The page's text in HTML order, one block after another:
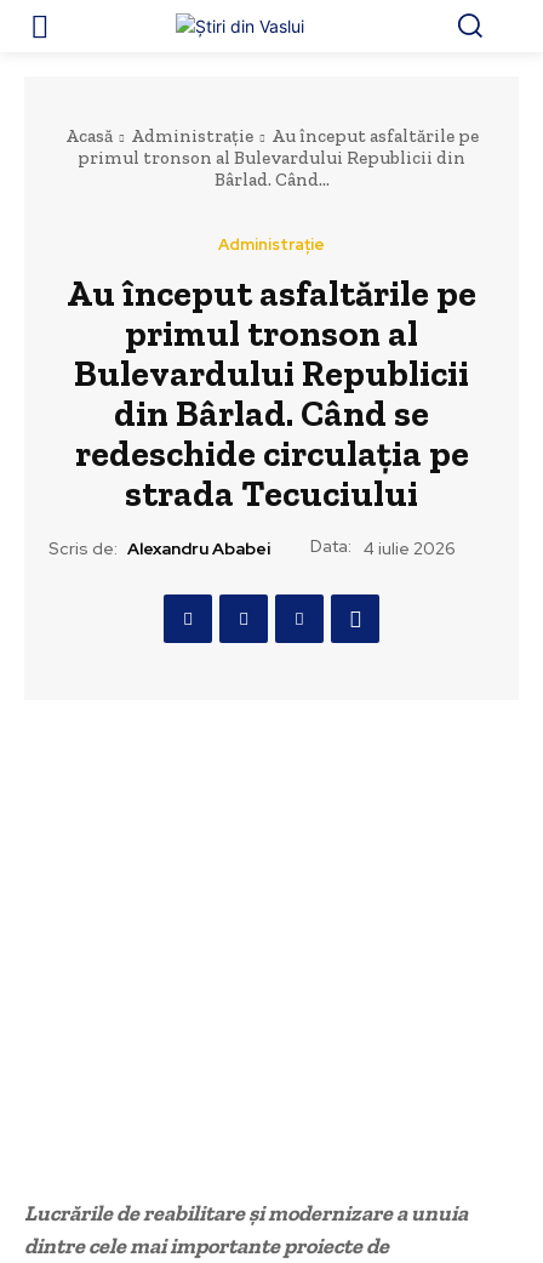
Acasă Administrație
Au început asfaltările pe
primul tronson al Bulevardului Republicii din
Bârlad. Când...
Administrație
Au început asfaltările pe
primul tronson al
Bulevardului Republicii
din Bârlad. Când se
redeschide circulația pe
strada Tecuciului
Scris de: Alexandru Ababei Data: 4 iulie 2026
Lucrările de reabilitare și modernizare a unuia
dintre cele mai importante proiecte de